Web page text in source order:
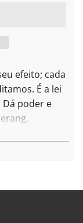
efeito; cada
É a lei
Dá poder e